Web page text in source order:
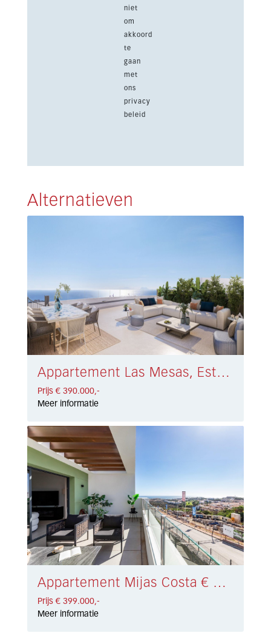
niet
om
akkoord
te
gaan
met
ons
privacy
beleid
Alternatieven
Appartement Las Mesas, Estepona € 390.000,-
Prijs € 390.000,-
Meer informatie
Appartement Mijas Costa € 399.000,-
Prijs € 399.000,-
Meer informatie